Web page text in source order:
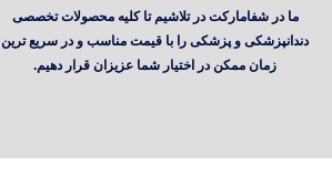
ما در شفامارکت در تلاشیم تا کلیه محصولات تخصصی
دندانپزشکی و پزشکی را با قیمت مناسب و در سریع ترین
زمان ممکن در اختیار شما عزیزان قرار دهیم.